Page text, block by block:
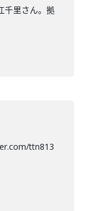
千里さん。拠
ttn813